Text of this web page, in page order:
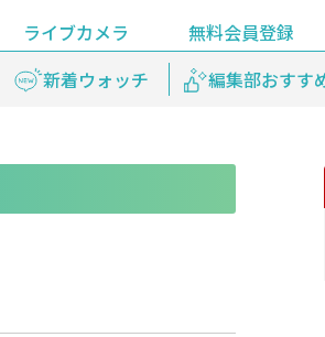
新着ウォッチ 編集部おすす
天気 上越妙高百景
ライブカメラ 無料会員登録
配信 プレミアム会員登録